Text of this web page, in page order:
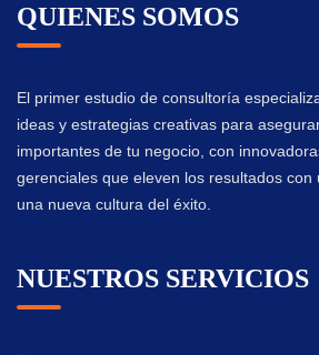
QUIENES SOMOS
El primer estudio de consultoría
ideas y estrategias creativas para
importantes de tu negocio, con
gerenciales que eleven los resultados con
una nueva cultura del éxito.
NUESTROS SERVICIOS